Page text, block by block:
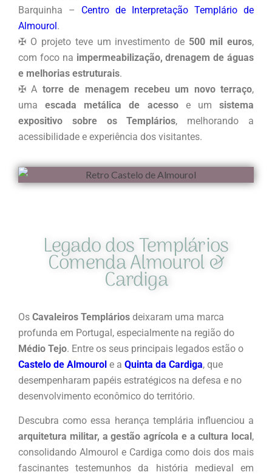
Barquinha – Centro de Interpretação Templário de
Almourol .
✠ O projeto teve um investimento de 500 mil euros,
com foco na impermeabilização, drenagem de águas
e melhorias estruturais.
✠ A torre de menagem recebeu um novo terraço,
umaescada metálica de acessoe umsistema
expositivo sobre os Templários, melhorando a
acessibilidade e experiência dos visitantes.
Legado dos Templários
Comenda Almourol &
Cardiga
Os Cavaleiros Templários deixaram uma marca
profunda em Portugal, especialmente na região do
Médio Tejo. Entre os seus principais legados estão o
Castelo de Almourol e a Quinta da Cardiga, que
desempenharam papéis estratégicos na defesa e no
desenvolvimento econômico do território.
Descubra como essa herança templária influenciou a
arquitetura militar, a gestão agrícola e a cultura local,
consolidando Almourol e Cardiga como dois dos mais
fascinantes testemunhos da história medieval em